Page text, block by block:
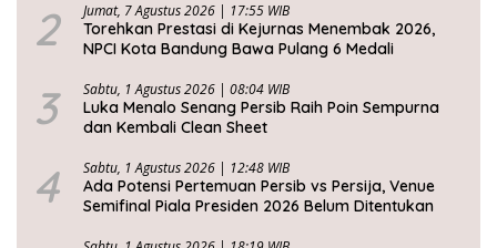
2 Jumat, 7 Agustus 2026 | 17:55 WIB
Torehkan Prestasi di Kejurnas Menembak 2026,
NPCI Kota Bandung Bawa Pulang 6 Medali
3 Sabtu, 1 Agustus 2026 | 08:04 WIB
Luka Menalo Senang Persib Raih Poin Sempurna
dan Kembali Clean Sheet
4 Sabtu, 1 Agustus 2026 | 12:48 WIB
Ada Potensi Pertemuan Persib vs Persija, Venue
Semifinal Piala Presiden 2026 Belum Ditentukan